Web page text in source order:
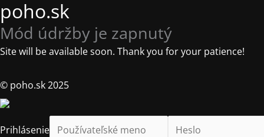
poho.sk
Mód údržby je zapnutý
Site will be available soon. Thank you for your patience!
© poho.sk 2025
Prihlásenie